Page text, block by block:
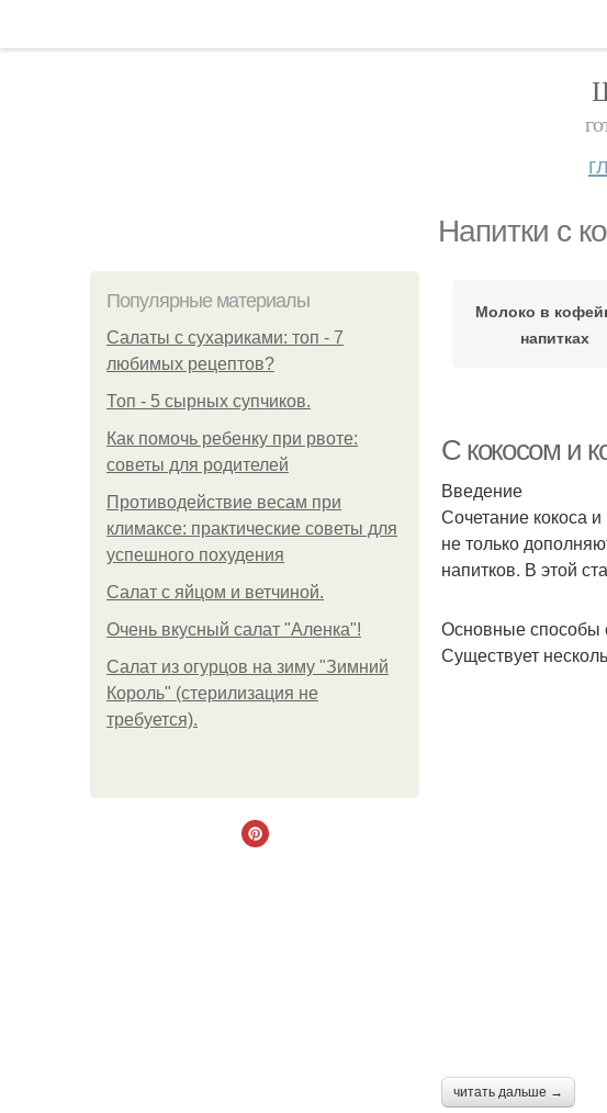
Напитки с
Популярные материалы
Салаты с сухариками: топ - 7
любимых рецептов?
Топ - 5 сырных супчиков.
Как помочь ребенку при рвоте:
советы для родителей
Противодействие весам при
климаксе: практические советы для
успешного похудения
Салат с яйцом и ветчиной.
Очень вкусный салат "Аленка"!
Салат из огурцов на зиму "Зимний
Король" (стерилизация не
требуется).
Молоко в
напитках
С кокосом и
Введение
Сочетание кокоса
не только
напитков. В этой
Основные способы
Существует
читать дальше →